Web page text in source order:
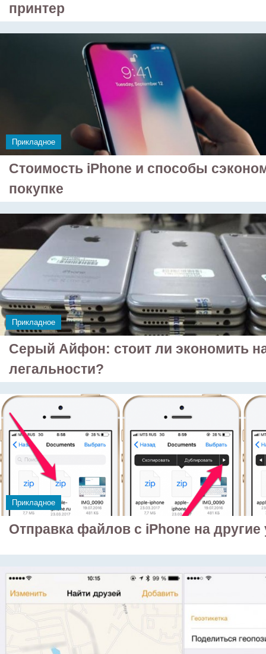
принтер
Прикладное
Стоимость iPhone и способы
покупке
Прикладное
Серый Айфон: стоит ли экономить
легальности?
Прикладное
Отправка файлов с iPhone на другие